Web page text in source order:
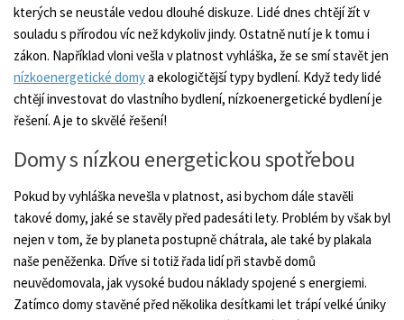
kterých se neustále vedou dlouhé diskuze. Lidé dnes chtějí žít v
souladu s přírodou víc než kdykoliv jindy. Ostatně nutí je k tomu i
zákon. Například vloni vešla v platnost vyhláška, že se smí stavět jen
nízkoenergetické domya ekologičtější typy bydlení. Když tedy lidé
chtějí investovat do vlastního bydlení, nízkoenergetické bydlení je
řešení. A je to skvělé řešení!
Domy s nízkou energetickou spotřebou
Pokud by vyhláška nevešla v platnost, asi bychom dále stavěli
takové domy, jaké se stavěly před padesáti lety. Problém by však byl
nejen v tom, že by planeta postupně chátrala, ale také by plakala
naše peněženka. Dříve si totiž řada lidí při stavbě domů
neuvědomovala, jak vysoké budou náklady spojené s energiemi.
Zatímco domy stavěné před několika desítkami let trápí velké úniky